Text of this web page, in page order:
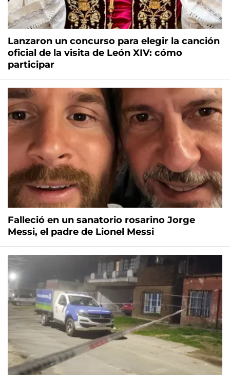
Lanzaron un concurso para elegir la canción
oficial de la visita de León XIV: cómo
participar
Falleció en un sanatorio rosarino Jorge
Messi, el padre de Lionel Messi